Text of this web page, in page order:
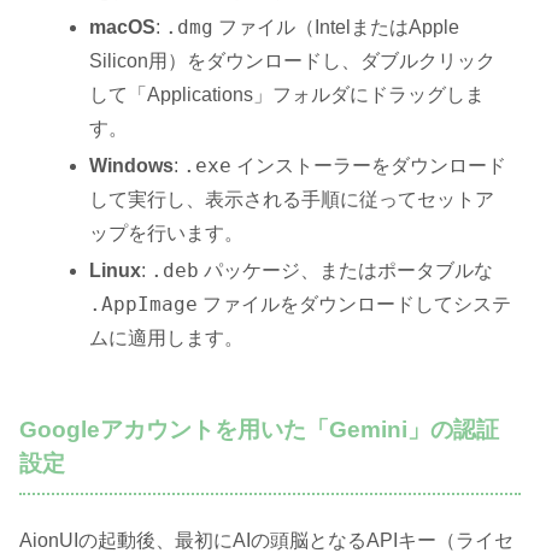
macOS: .dmg ファイル（IntelまたはApple
Silicon用）をダウンロードし、ダブルクリック
して「Applications」フォルダにドラッグしま
す。
Windows: .exe インストーラーをダウンロード
して実行し、表示される手順に従ってセットア
ップを行います。
Linux: .deb パッケージ、またはポータブルな
.AppImage ファイルをダウンロードしてシステ
ムに適用します。
Googleアカウントを用いた「Gemini」の認証
設定
AionUIの起動後、最初にAIの頭脳となるAPIキー（ライセ